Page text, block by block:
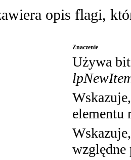
opis flagi,
Znaczenie
Używa
elementu
względne